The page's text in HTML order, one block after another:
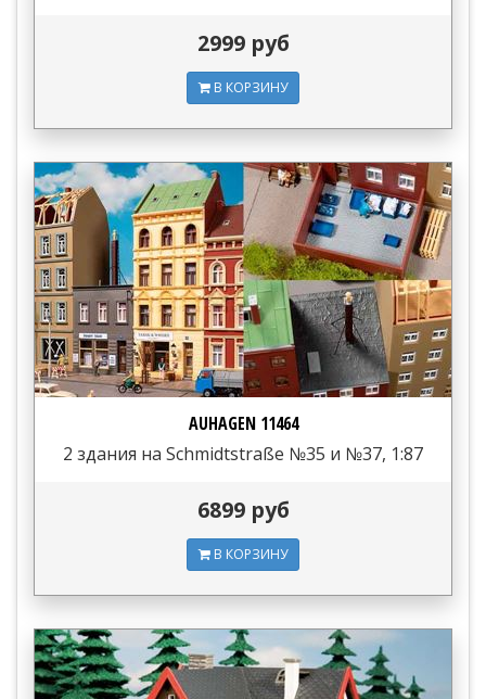
2999 руб
В КОРЗИНУ
AUHAGEN 11464
2 здания на Schmidtstraße №35 и №37, 1:87
6899 руб
В КОРЗИНУ